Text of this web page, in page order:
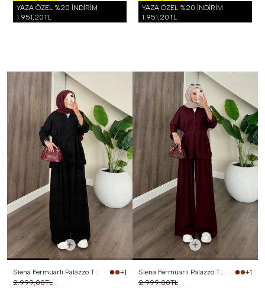
YAZA ÖZEL %20 İNDİRİM
1.951,20TL
YAZA ÖZEL %20 İNDİRİM
1.951,20TL
Siena Fermuarlı Palazzo Takım Siyah
+1
2.999,00TL
Siena Fermuarlı Palazzo Takım Bordo
+1
2.999,00TL